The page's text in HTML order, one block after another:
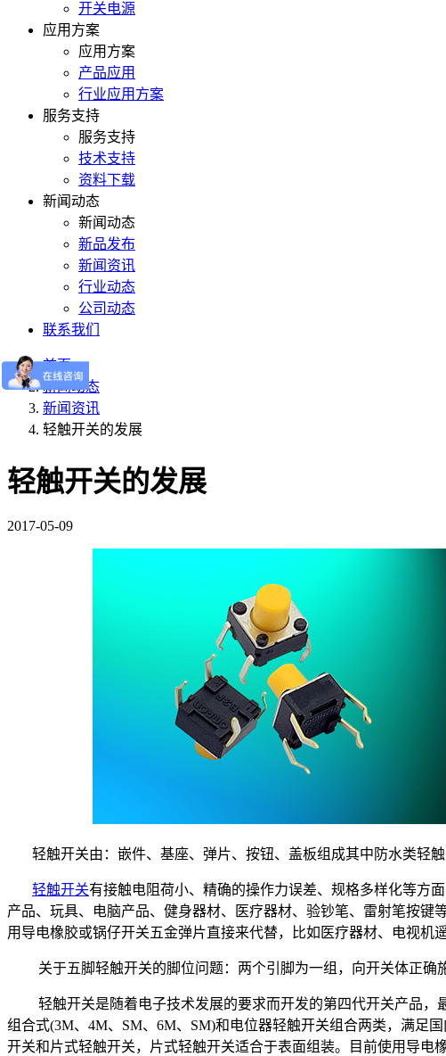
开关电源
应用方案
应用方案
产品应用
行业应用方案
服务支持
服务支持
技术支持
资料下载
新闻动态
新闻动态
新品发布
新闻资讯
行业动态
公司动态
联系我们
首页
新闻动态
新闻资讯
轻触开关的发展
轻触开关的发展
2017-05-09
轻触开关由：嵌件、基座、弹片、按钮、盖板组成其中防水类轻
轻触开关有接触电阻荷小、精确的操作力误差、规格多样化等方
产品、玩具、电脑产品、健身器材、医疗器材、验钞笔、雷射笔按
用导电橡胶或锅仔开关五金弹片直接来代替，比如医疗器材、电视机遥
关于五脚轻触开关的脚位问题：两个引脚为一组，向开关体正确
轻触开关是随着电子技术发展的要求而开发的第四代开关产品，
组合式(3M、4M、SM、6M、SM)和电位器轻触开关组合两类，满足国
开关和片式轻触开关，片式轻触开关适合于表面组装。目前使用导电